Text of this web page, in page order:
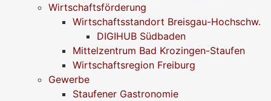
Wirtschaftsförderung
Wirtschaftsstandort Breisgau-Hochschw.
DIGIHUB Südbaden
Mittelzentrum Bad Krozingen-Staufen
Wirtschaftsregion Freiburg
Gewerbe
Staufener Gastronomie